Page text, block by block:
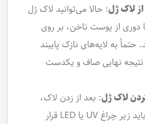
لاک ژل: حالا می‌توانید لاک ژل
دوری از پوست ناخن، بر روی
حتماً به لایه‌های نازک پایبند
نتیجه نهایی صاف و یکدست
لاک ژل: بعد از زدن لاک،
ناخن‌ها باید زیر چراغ UV یا LED قرار